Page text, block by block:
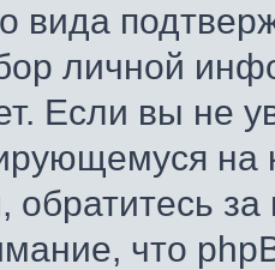
вида
личной
Если вы не
обратитесь
что